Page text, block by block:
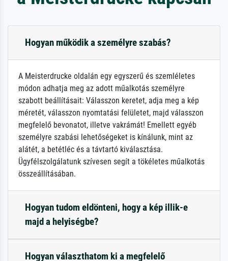
Hogyan működik a személyre szabás?
A Meisterdrucke oldalán egy egyszerű és szemléletes
módon adhatja meg az adott műalkotás személyre
szabott beállításait: Válasszon keretet, adja meg a kép
méretét, válasszon nyomtatási felületet, majd válasszon
megfelelő bevonatot, illetve vakrámát! Emellett egyéb
személyre szabási lehetőségeket is kínálunk, mint az
alátét, a betétléc és a távtartó kiválasztása.
Ügyfélszolgálatunk szívesen segít a tökéletes műalkotás
összeállításában.
Hogyan tudom eldönteni, hogy a kép illik-e
majd a helyiségbe?
Hogyan választhatom ki a megfelelő